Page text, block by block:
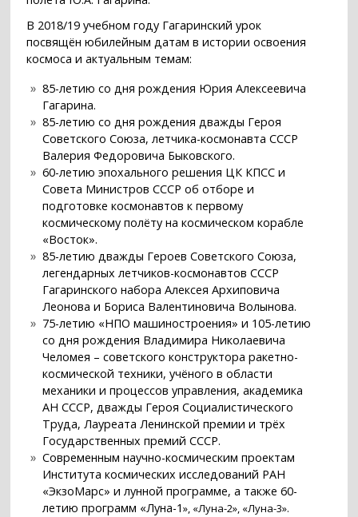
В 2018/19 учебном году Гагаринский урок
посвящён юбилейным датам в истории освоения
космоса и актуальным темам:
85-летию со дня рождения Юрия Алексеевича
Гагарина.
85-летию со дня рождения дважды Героя
Советского Союза, летчика-космонавта СССР
Валерия Федоровича Быковского.
60-летию эпохального решения ЦК КПСС и
Совета Министров СССР об отборе и
подготовке космонавтов к первому
космическому полёту на космическом корабле
«Восток».
85-летию дважды Героев Советского Союза,
легендарных летчиков-космонавтов СССР
Гагаринского набора Алексея Архиповича
Леонова и Бориса Валентиновича Волынова.
75-летию «НПО машиностроения» и 105-летию
со дня рождения Владимира Николаевича
Челомея – советского конструктора ракетно-
космической техники, учёного в области
механики и процессов управления, академика
АН СССР, дважды Героя Социалистического
Труда, Лауреата Ленинской премии и трёх
Государственных премий СССР.
Современным научно-космическим проектам
Института космических исследований РАН
«ЭкзоМарс» и лунной программе, а также 60-
летию программ «Луна-1», «Луна-2», «Луна-3».